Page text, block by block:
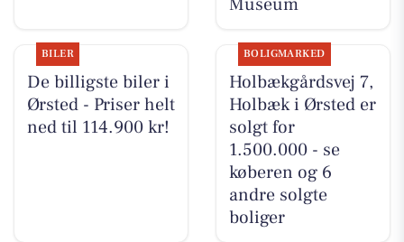
BILER
De billigste biler i
Ørsted - Priser helt
ned til 114.900 kr!
BOLIGMARKED
Holbækgårdsvej 7,
Holbæk i Ørsted er
solgt for
1.500.000 - se
køberen og 6
andre solgte
boliger